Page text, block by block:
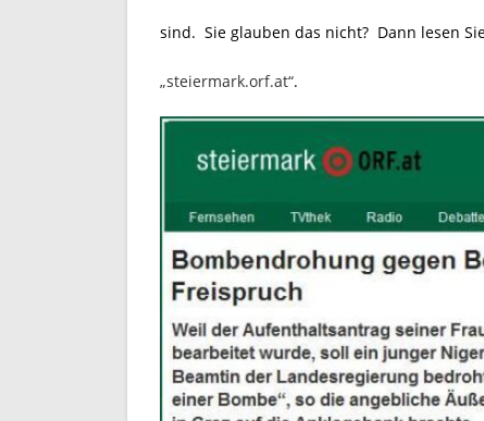
sind. Sie glauben das nicht? Dann lesen
„steiermark.orf.at“.